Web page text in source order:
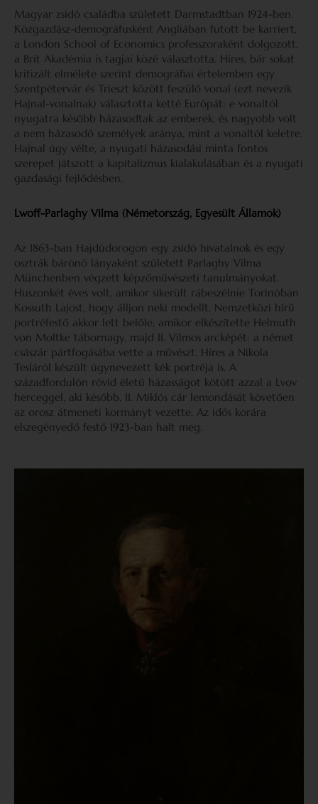
Magyar zsidó családba született Darmstadtban 1924-ben.
Közgazdász-demográfusként Angliában futott be karriert,
a London School of Economics professzoraként dolgozott,
a Brit Akadémia is tagjai közé választotta. Híres, bár sokat
kritizált elmélete szerint demográfiai értelemben egy
Szentpétervár és Trieszt között feszülő vonal (ezt nevezik
Hajnal-vonalnak) választotta ketté Európát: e vonaltól
nyugatra később házasodtak az emberek, és nagyobb volt
a nem házasodó személyek aránya, mint a vonaltól keletre.
Hajnal úgy vélte, a nyugati házasodási minta fontos
szerepet játszott a kapitalizmus kialakulásában és a nyugati
gazdasági fejlődésben.
Lwoff-Parlaghy Vilma (Németország, Egyesült Államok)
Az 1863-ban Hajdúdorogon egy zsidó hivatalnok és egy
osztrák bárónő lányaként született Parlaghy Vilma
Münchenben végzett képzőművészeti tanulmányokat.
Huszonkét éves volt, amikor sikerült rábeszélnie Torinó­ban
Kossuth Lajost, hogy álljon neki modellt. Nemzetközi hírű
portréfestő akkor lett belőle, amikor elkészítette Helmuth
von Moltke tábornagy, majd II. Vilmos arc­képét: a német
császár pártfogásába vette a művészt. Híres a Nikola
Tesláról készült úgynevezett kék portréja is. A
századfordulón rövid életű házasságot kötött azzal a Lvov
herceggel, aki később, II. Miklós cár lemondását követően
az orosz átmeneti kormányt vezette. Az idős korára
elszegényedő festő 1923-ban halt meg.